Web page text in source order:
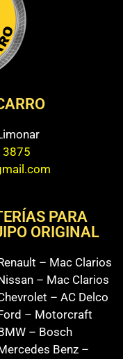
3875
PARA
ORIGINAL
– Mac Clarios
– Mac Clarios
– AC Delco
– Motorcraft
– Bosch
Benz –